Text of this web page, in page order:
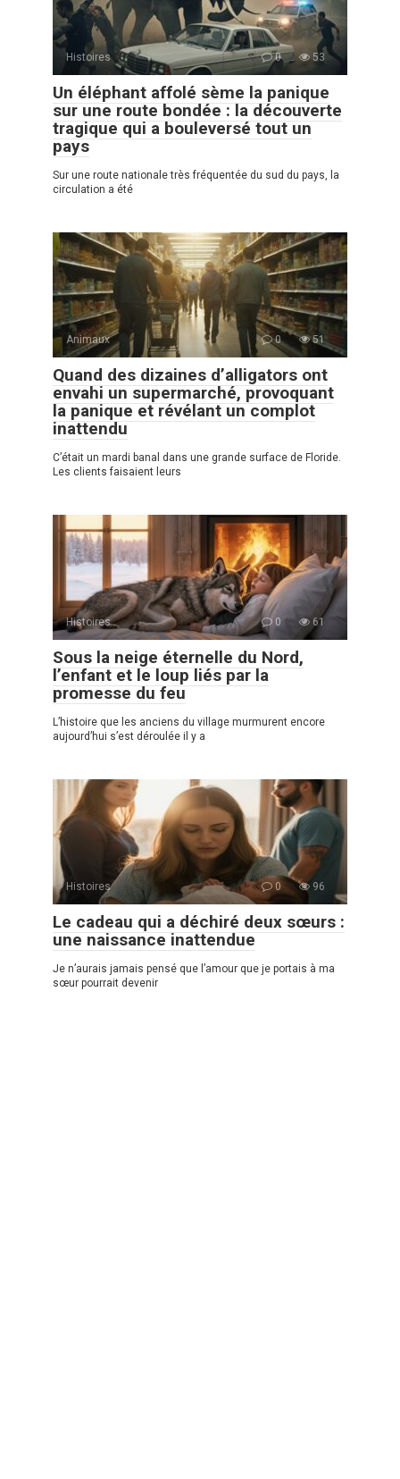
Histoires 0 53
Un éléphant affolé sème la panique
sur une route bondée : la découverte
tragique qui a bouleversé tout un
pays
Sur une route nationale très fréquentée du sud du pays, la
circulation a été
Animaux 0 51
Quand des dizaines d’alligators ont
envahi un supermarché, provoquant
la panique et révélant un complot
inattendu
C’était un mardi banal dans une grande surface de Floride.
Les clients faisaient leurs
Histoires 0 61
Sous la neige éternelle du Nord,
l’enfant et le loup liés par la
promesse du feu
L’histoire que les anciens du village murmurent encore
aujourd’hui s’est déroulée il y a
Histoires 0 96
Le cadeau qui a déchiré deux sœurs :
une naissance inattendue
Je n’aurais jamais pensé que l’amour que je portais à ma
sœur pourrait devenir